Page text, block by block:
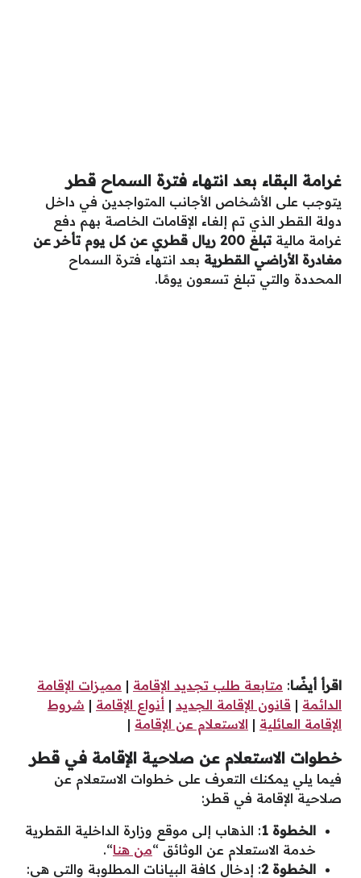
غرامة البقاء بعد انتهاء فترة السماح قطر
يتوجب على الأشخاص الأجانب المتواجدين في داخل
دولة القطر الذي تم إلغاء الإقامات الخاصة بهم دفع
غرامة مالية
تبلغ 200 ريال قطري عن كل يوم تأخر عن
مغادرة الأراضي القطرية بعد انتهاء فترة السماح
المحددة والتي تبلغ تسعون يومًا.
اقرأ أيضًا: متابعة طلب تجديد الإقامة | مميزات الإقامة
الدائمة | قانون الإقامة الجديد | أنواع الإقامة | شروط
الإقامة العائلية | الاستعلام عن الإقامة |
خطوات الاستعلام عن صلاحية الإقامة في قطر
فيما يلي يمكنك التعرف على خطوات الاستعلام عن
صلاحية الإقامة في قطر:
الخطوة 1
: الذهاب إلى موقع وزارة الداخلية القطرية
خدمة الاستعلام عن الوثائق “من هنا“.
الخطوة 2 : إدخال كافة البيانات المطلوبة والتي هي: